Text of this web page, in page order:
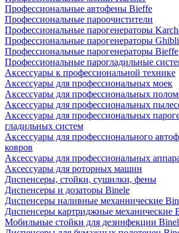
Профессиональные автофены Bieffe
Профессиональные пароочистители
Профессиональные парогенераторы
Профессиональные парогенераторы Ghibli
Профессиональные парогенераторы Bieffe
Профессиональные парогладильные
Аксессуары к профессиональной технике
Аксессуары для профессиональных моек
Аксессуары для профессиональных
Аксессуары для профессиональных
Аксессуары для профессиональных
гладильных систем
Аксессуары для профессионального
ковров
Аксессуары для профессиональных
Аксессуары для роторных машин
Диспенсеры, стойки, сушилки, фены
Диспенсеры и дозаторы Binele
Диспенсеры наливные механнические
Диспенсеры картриджные механические
Мобильные стойки для дезинфекции